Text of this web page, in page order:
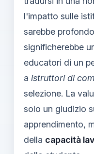
l'impatto sulle
sarebbe
significherebbe
educatori di un
a istruttori di
selezione. La
solo un giudizio
apprendimento,
della capacità